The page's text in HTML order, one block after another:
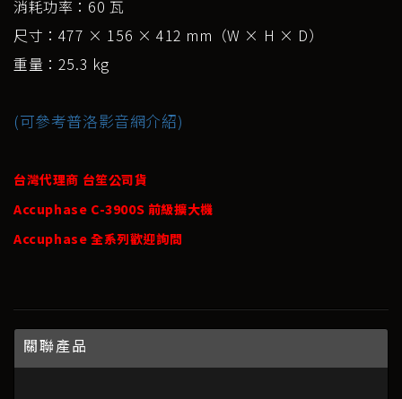
消耗功率：60 瓦
尺寸：477 × 156 × 412 mm（W × H × D）
重量：25.3 kg
(可參考普洛影音網介紹)
台灣代理商 台笙公司貨
Accuphase C-3900S 前級擴大機
Accuphase 全系列歡迎詢問
關聯產品